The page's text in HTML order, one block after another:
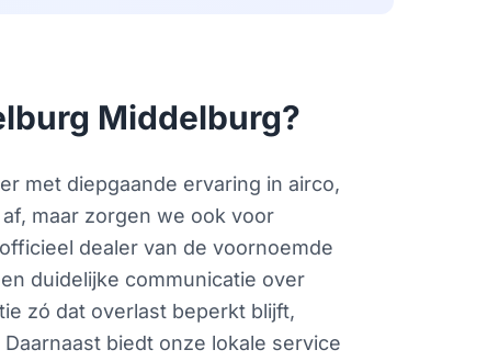
Middelburg?
met diepgaande ervaring in airco,
maar zorgen we ook voor
dealer van de voornoemde
duidelijke communicatie over
zó dat overlast beperkt blijft,
biedt onze lokale service